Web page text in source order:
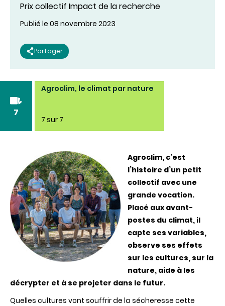
Prix collectif Impact de la recherche
Publié le 08 novembre 2023
Partager
7
Agroclim, le climat par nature
7 sur 7
Agroclim, c’est
l’histoire d’un petit
collectif avec une
grande vocation.
Placé aux avant-
postes du climat, il
capte ses variables,
observe ses effets
sur les cultures, sur la
nature, aide à les
décrypter et à se projeter dans le futur.
Quelles cultures vont souffrir de la sécheresse cette